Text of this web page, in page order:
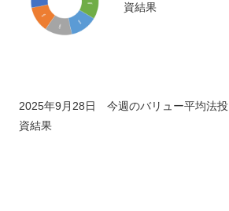
資結果
2025年9月28日 今週のバリュー平均法投
資結果